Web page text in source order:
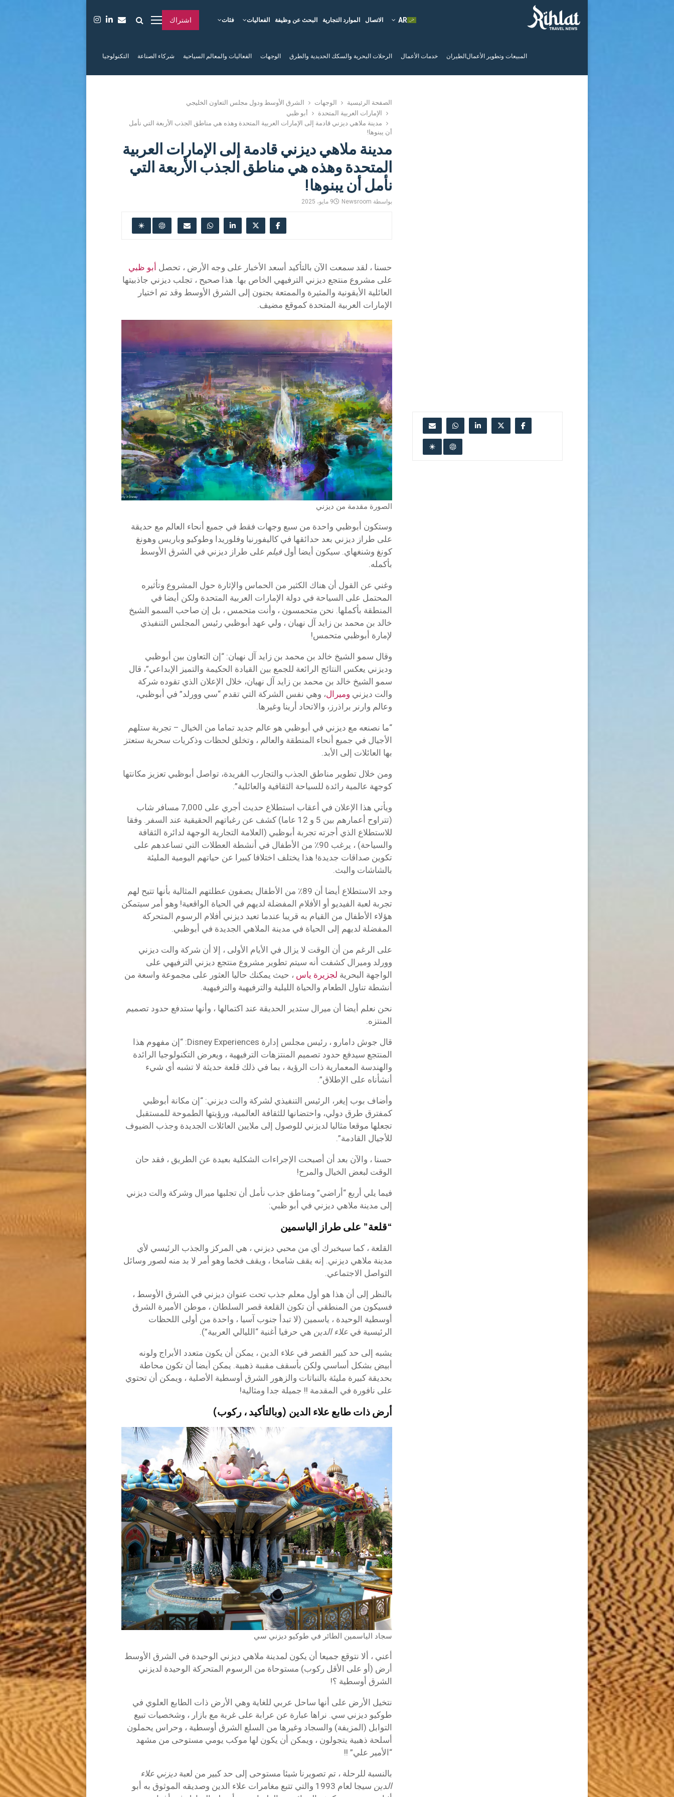
فئات الفعاليات البحث عن وظيفة الموارد التجارية الاتصال اشتراك
المبيعات وتطوير الأعمال الطيران خدمات الأعمال الرحلات البحرية والسكك الحديدية والطرق الوجهات الفعاليات والمعالم السياحية شركاء الصناعة التكنولوجيا
الصفحة الرئيسية الوجهات
الشرق الأوسط ودول مجلس التعاون الخليجي
الإمارات العربية المتحدة
أبو ظبي
مدينة ملاهي ديزني قادمة إلى الإمارات العربية المتحدة وهذه هي مناطق الجذب الأربعة التي نأمل
أن يبنوها!
مدينة ملاهي ديزني قادمة إلى الإمارات العربية
المتحدة وهذه هي مناطق الجذب الأربعة التي
نأمل أن يبنوها!
بواسطة Newsroom 9 مايو، 2025
حسنا ، لقد سمعت الآن بالتأكيد أسعد الأخبار على وجه الأرض ، تحصل أبو ظبي
على مشروع منتجع ديزني الترفيهي الخاص بها. هذا صحيح ، تجلب ديزني جاذبيتها
العائلية الأيقونية والمثيرة والممتعة بجنون إلى الشرق الأوسط وقد تم اختيار
الإمارات العربية المتحدة كموقع مضيف.
الصورة مقدمة من ديزني
وستكون أبوظبي واحدة من سبع وجهات فقط في جميع أنحاء العالم مع حديقة
على طراز ديزني بعد حدائقها في كاليفورنيا وفلوريدا وطوكيو وباريس وهونغ
كونغ وشنغهاي. سيكون أيضا أولفيلم على طراز ديزني في الشرق الأوسط
بأكمله.
وغني عن القول أن هناك الكثير من الحماس والإثارة حول المشروع وتأثيره
المحتمل على السياحة في دولة الإمارات العربية المتحدة ولكن أيضا في
المنطقة بأكملها. نحن متحمسون ، وأنت متحمس ، بل إن صاحب السمو الشيخ
خالد بن محمد بن زايد آل نهيان ، ولي عهد أبوظبي رئيس المجلس التنفيذي
لإمارة أبوظبي متحمس!
وقال سمو الشيخ خالد بن محمد بن زايد آل نهيان: “إن التعاون بين أبوظبي
وديزني يعكس النتائج الرائعة للجمع بين القيادة الحكيمة والتميز الإبداعي”، قال
سمو الشيخ خالد بن محمد بن زايد آل نهيان، خلال الإعلان الذي تقوده شركة
والت ديزني وميرال، وهي نفس الشركة التي تقدم “سي وورلد” في أبوظبي،
وعالم وارنر براذرز، والاتحاد أرينا وغيرها.
“ما نصنعه مع ديزني في أبوظبي هو عالم جديد تماما من الخيال – تجربة ستلهم
الأجيال في جميع أنحاء المنطقة والعالم ، وتخلق لحظات وذكريات سحرية ستعتز
بها العائلات إلى الأبد.
ومن خلال تطوير مناطق الجذب والتجارب الفريدة، تواصل أبوظبي تعزيز مكانتها
كوجهة عالمية رائدة للسياحة الثقافية والعائلية”.
ويأتي هذا الإعلان في أعقاب استطلاع حديث أجري على 7,000 مسافر شاب
(تتراوح أعمارهم بين 5 و 12 عاما) كشف عن رغباتهم الحقيقية عند السفر. وفقا
للاستطلاع الذي أجرته تجربة أبوظبي (العلامة التجارية الوجهة لدائرة الثقافة
والسياحة) ، يرغب 90٪ من الأطفال في أنشطة العطلات التي تساعدهم على
تكوين صداقات جديدة! هذا يختلف اختلافا كبيرا عن حياتهم اليومية المليئة
بالشاشات والبث.
وجد الاستطلاع أيضا أن 89٪ من الأطفال يصفون عطلتهم المثالية بأنها تتيح لهم
تجربة لعبة الفيديو أو الأفلام المفضلة لديهم في الحياة الواقعية! وهو أمر سيتمكن
هؤلاء الأطفال من القيام به قريبا عندما تعيد ديزني أفلام الرسوم المتحركة
المفضلة لديهم إلى الحياة في مدينة الملاهي الجديدة في أبوظبي.
على الرغم من أن الوقت لا يزال في الأيام الأولى ، إلا أن شركة والت ديزني
وورلد وميرال كشفت أنه سيتم تطوير مشروع منتجع ديزني الترفيهي على
الواجهة البحرية لجزيرة ياس ، حيث يمكنك حاليا العثور على مجموعة واسعة من
أنشطة تناول الطعام والحياة الليلية والترفيهية والترفيهية.
نحن نعلم أيضا أن ميرال ستدير الحديقة عند اكتمالها ، وأنها ستدفع حدود تصميم
المنتزه.
قال جوش دامارو ، رئيس مجلس إدارة Disney Experiences: “إن مفهوم هذا
المنتجع سيدفع حدود تصميم المنتزهات الترفيهية ، ويعرض التكنولوجيا الرائدة
والهندسة المعمارية ذات الرؤية ، بما في ذلك قلعة حديثة لا تشبه أي شيء
أنشأناه على الإطلاق”.
وأضاف بوب إيغر، الرئيس التنفيذي لشركة والت ديزني: “إن مكانة أبوظبي
كمفترق طرق دولي، واحتضانها للثقافة العالمية، ورؤيتها الطموحة للمستقبل
تجعلها موقعا مثاليا لديزني للوصول إلى ملايين العائلات الجديدة وجذب الضيوف
للأجيال القادمة”.
حسنا ، والآن بعد أن أصبحت الإجراءات الشكلية بعيدة عن الطريق ، فقد حان
الوقت لبعض الخيال والمرح!
فيما يلي أربع “أراضي” ومناطق جذب نأمل أن تجلبها ميرال وشركة والت ديزني
إلى مدينة ملاهي ديزني في أبو ظبي:
“قلعة” على طراز الياسمين
القلعة ، كما سيخبرك أي من محبي ديزني ، هي المركز والجذب الرئيسي لأي
مدينة ملاهي ديزني. إنه يقف شامخا ، ويقف فخما وهو أمر لا بد منه لصور وسائل
التواصل الاجتماعي.
بالنظر إلى أن هذا هو أول معلم جذب تحت عنوان ديزني في الشرق الأوسط ،
فسيكون من المنطقي أن تكون القلعة قصر السلطان ، موطن الأميرة الشرق
أوسطية الوحيدة ، ياسمين (لا تبدأ جنوب آسيا ، واحدة من أولى اللحظات
الرئيسية في علاء الدين هي حرفيا أغنية “الليالي العربية”).
يشبه إلى حد كبير القصر في علاء الدين ، يمكن أن يكون متعدد الأبراج ولونه
أبيض بشكل أساسي ولكن بأسقف مقببة ذهبية. يمكن أيضا أن تكون محاطة
بحديقة كبيرة مليئة بالنباتات والزهور الشرق أوسطية الأصلية ، ويمكن أن تحتوي
على نافورة في المقدمة !! جميلة جدا ومثالية!
أرض ذات طابع علاء الدين (وبالتأكيد ، ركوب)
سجاد الياسمين الطائر في طوكيو ديزني سي
أعني ، ألا نتوقع جميعا أن يكون لمدينة ملاهي ديزني الوحيدة في الشرق الأوسط
أرض (أو على الأقل ركوب) مستوحاة من الرسوم المتحركة الوحيدة لديزني
الشرق أوسطية ؟!
نتخيل الأرض على أنها ساحل عربي للغاية وهي الأرض ذات الطابع العلوي في
طوكيو ديزني سي. نراها عبارة عن عرابة على غربة مع بازار ، وشخصيات تبيع
التوابل (المزيفة) والسجاد وغيرها من السلع الشرق أوسطية ، وحراس يحملون
أسلحة ذهبية يتجولون ، ويمكن أن يكون لها موكب يومي مستوحى من مشهد
“الأمير علي” !!
بالنسبة للرحلة ، تم تصويرنا شيئا مستوحى إلى حد كبير من لعبة ديزني علاء
الدين
سيجا لعام 1993 والتي تتبع مغامرات علاء الدين وصديقه الموثوق به أبو